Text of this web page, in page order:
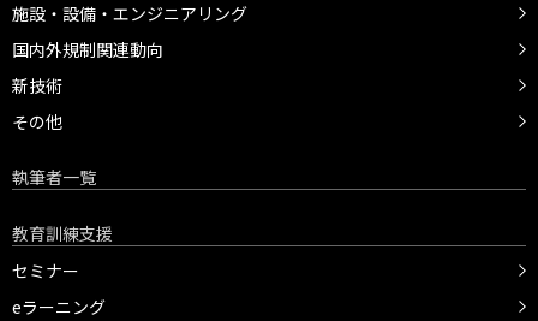
施設・設備・エンジニアリング
国内外規制関連動向
新技術
その他
執筆者一覧
教育訓練支援
セミナー
eラーニング